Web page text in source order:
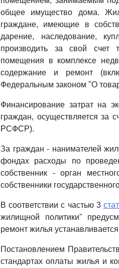
общее имущество дома.
граждане, имеющие в
дарение, наследование,
производить за свой счет
помещения в комплексе
содержание и ремонт
Федеральным законом "О
Финансирование затрат на
граждан, осуществляется за
РСФСР).
За граждан - нанимателей
фондах расходы по
собственник - орган
собственники
В соответствии с частью 3
жилищной политики"
ремонт жилья
Постановлением
стандартах оплаты жилья и